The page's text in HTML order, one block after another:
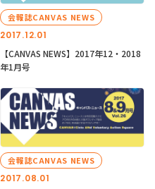
2017.12.01
会報誌CANVAS NEWS
【CANVAS NEWS】2017年12・2018
年1月号
2017.08.01
会報誌CANVAS NEWS